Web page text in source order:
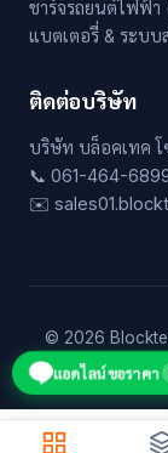
ชาร์จรถยนต์ไฟฟ้า
แบตเตอรี่ & ระบบ
ติดต่อบริษัท
บริษัท บล็อคเทค
📞 061-464-
✉️
© 2026
แอดไลน์ขอราคา